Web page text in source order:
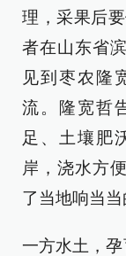
理，采果后
者在山东省
见到枣农隆
流。隆宽哲
足、土壤肥
岸，浇水方
了当地响当当
一方水土，孕